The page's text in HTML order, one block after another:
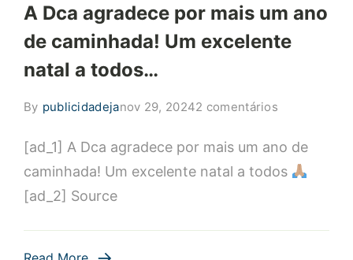
A Dca agradece por mais um ano
de caminhada! Um excelente
natal a todos…
By publicidadejanov 29, 20242 comentários
Dca
agradece
um
[ad_1] A Dca agradece por mais um ano de
caminhada! Um excelente natal a todos
[ad_2] Source